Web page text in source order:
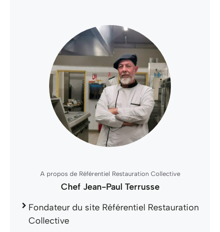
A propos de Référentiel Restauration Collective
Chef Jean-Paul Terrusse
Fondateur du site Référentiel Restauration
Collective